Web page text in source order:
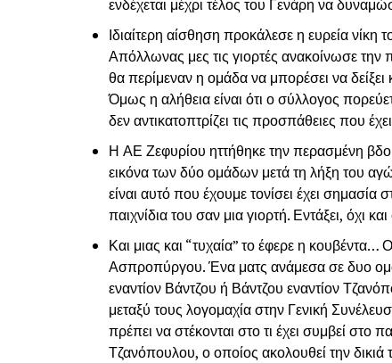
ενδέχεται μέχρι τέλος του Γενάρη να
Ιδιαίτερη αίσθηση προκάλεσε η ευρεία
Απόλλωνας μες τις γιορτές ανακοίνωσε
θα περίμεναν η ομάδα να μπορέσει να
Όμως η αλήθεια είναι ότι ο σύλλογος
δεν αντικατοπτρίζει τις προσπάθειες που
Η ΑΕ Ζεφυρίου ηττήθηκε την περασμένη
εικόνα των δύο ομάδων μετά τη λήξη του
είναι αυτό που έχουμε τονίσει έχει
παιχνίδια του σαν μια γιορτή. Εντάξει, όχι
Και μιας και “τυχαία” το έφερε η
Ασπροπύργου. Ένα ματς ανάμεσα σε δυο
εναντίον Βάντζου ή Βάντζου εναντίον
μεταξύ τους λογομαχία στην Γενική
πρέπει να στέκονται στο τι έχει συμβεί στο
Τζανόπουλου, ο οποίος ακολουθεί την δικιά